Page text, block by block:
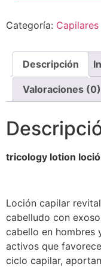
Categoría: Capilares
Descripción
Valoraciones (0)
tricology lotion
Loción capilar
cabelludo con
cabello en hombres
activos que
ciclo capilar,